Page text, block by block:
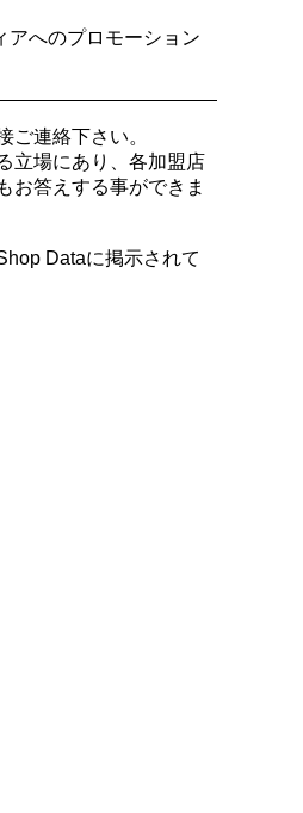
アへのプロモーション
連絡下さい。
立場にあり、各加盟店
お答えする事ができま
Dataに掲示されて